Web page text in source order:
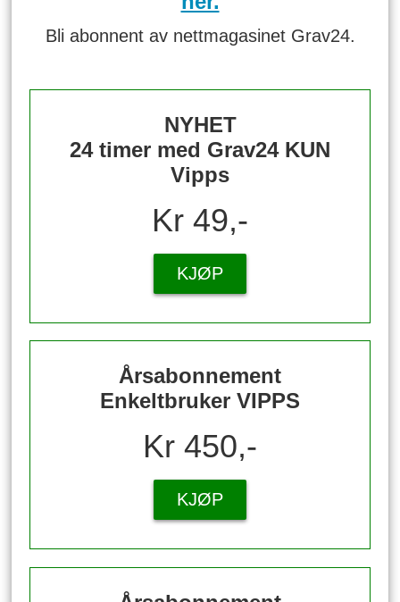
Bli abonnent av nettmagasinet Grav24.
NYHET
24 timer med Grav24 KUN
Vipps
Kr 49,-
KJØP
Årsabonnement
Enkeltbruker VIPPS
Kr 450,-
KJØP